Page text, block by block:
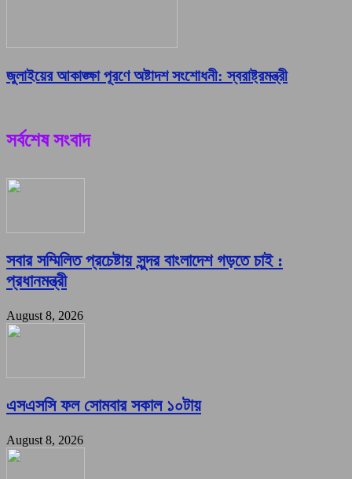
জুলাইয়ের আকাঙ্ক্ষা পূরণে অষ্টাদশ সংশোধনী: স্বরাষ্ট্রমন্ত্রী
সর্বশেষ সংবাদ
সবার সম্মিলিত প্রচেষ্টায় সুন্দর বাংলাদেশ গড়তে চাই :
প্রধানমন্ত্রী
August 8, 2026
এসএসসি ফল সোমবার সকাল ১০টায়
August 8, 2026